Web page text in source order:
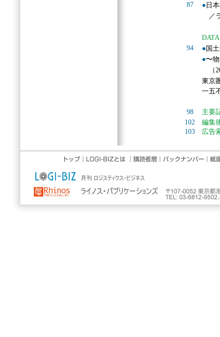
87
● 日
／
94
●国
●〜
（
東京
一五
98
主要
102
編集
103
広告